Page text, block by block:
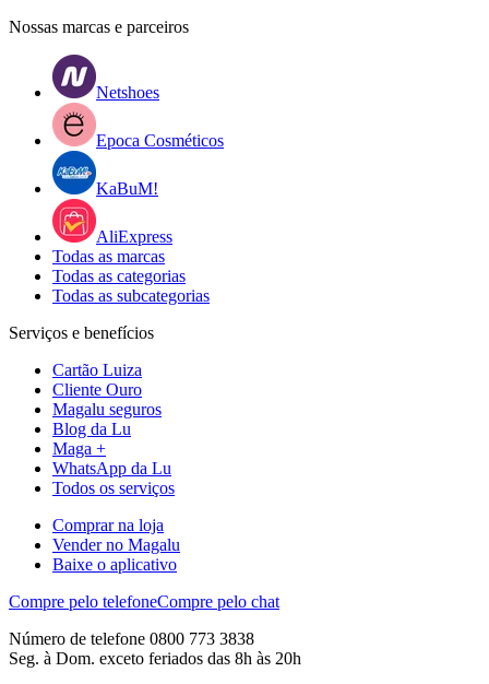
Nossas marcas e parceiros
Netshoes
Epoca Cosméticos
KaBuM!
AliExpress
Todas as marcas
Todas as categorias
Todas as subcategorias
Serviços e benefícios
Cartão Luiza
Cliente Ouro
Magalu seguros
Blog da Lu
Maga +
WhatsApp da Lu
Todos os serviços
Comprar na loja
Vender no Magalu
Baixe o aplicativo
Compre pelo telefoneCompre pelo chat
Número de telefone 0800 773 3838
Seg. à Dom. exceto feriados das 8h às 20h